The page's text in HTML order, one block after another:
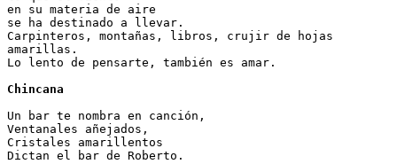
en su materia de aire
se ha destinado a llevar.
Carpinteros, montañas, libros, crujir de hojas
amarillas.
Lo lento de pensarte, también es amar.
Chincana
Un bar te nombra en canción,
Ventanales añejados,
Cristales amarillentos
Dictan el bar de Roberto.